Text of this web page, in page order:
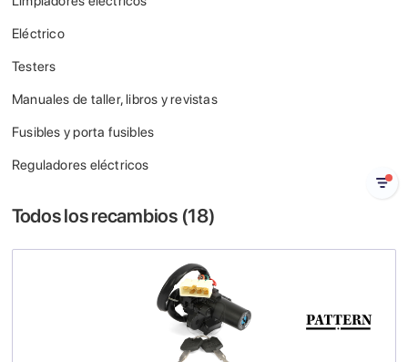
Eléctrico
Testers
Manuales de taller, libros y revistas
Fusibles y porta fusibles
Reguladores eléctricos
Todos los recambios (18)